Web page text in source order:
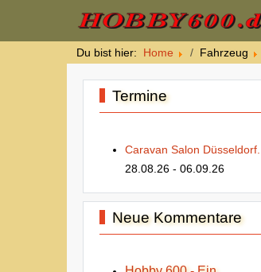
Du bist hier: Home Fahrzeug
Termine
Caravan Salon Düsseldorf...
28.08.26 - 06.09.26
Neue Kommentare